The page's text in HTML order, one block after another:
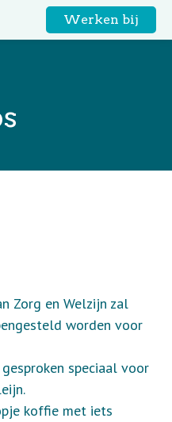
Werken bij
Zorg en Welzijn zal
worden voor
speciaal voor
koffie met iets